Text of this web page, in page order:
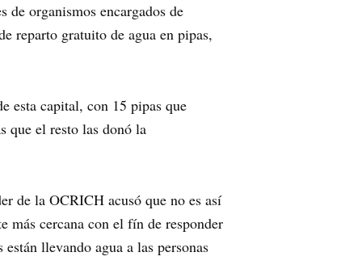
organismos encargados de
reparto gratuito de agua en pipas,
esta capital, con 15 pipas que
que el resto las donó la
de la OCRICH acusó que no es así
más cercana con el fín de responder
llevando agua a las personas